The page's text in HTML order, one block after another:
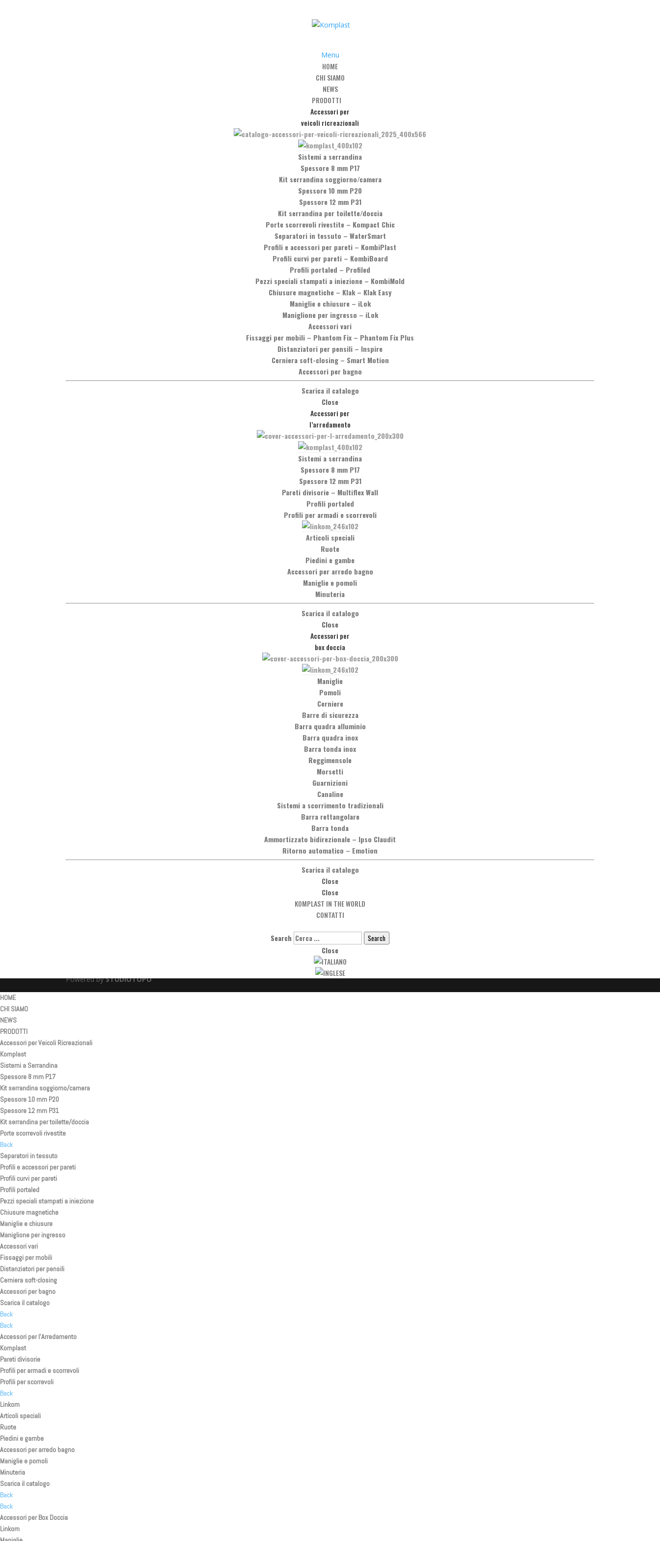
Menu
HOME
CHI SIAMO
NEWS
PRODOTTI
Accessori per
veicoli ricreazionali
Sistemi a serrandina
Spessore 8 mm P17
Kit serrandina soggiorno/camera
Spessore 10 mm P20
Spessore 12 mm P31
Kit serrandina per toilette/doccia
Porte scorrevoli rivestite– Kompact Chic
Separatori in tessuto – WaterSmart
Profili e accessori per pareti – KombiPlast
Profili curvi per pareti– KombiBoard
Profili portaled – Profiled
Pezzi speciali stampati a iniezione – KombiMold
Chiusure magnetiche – Klak – Klak Easy
Maniglie e chiusure– iLok
Maniglione per ingresso – iLok
Accessori vari
Fissaggi per mobili – Phantom Fix – Phantom Fix Plus
Distanziatori per pensili – Inspire
Cerniera soft-closing– Smart Motion
Accessori per bagno
Scarica il catalogo
Close
Accessori per
l’arredamento
Sistemi a serrandina
Spessore 8 mm P17
Spessore 12 mm P31
Pareti divisorie – Multiflex Wall
Profili portaled
Profili per armadi e scorrevoli
Articoli speciali
Ruote
Piedini e gambe
Accessori per arredo bagno
Maniglie e pomoli
Minuteria
Scarica il catalogo
Close
Accessori per
box doccia
Maniglie
Pomoli
Cerniere
Barre di sicurezza
Barra quadra alluminio
Barra quadra inox
Barra tonda inox
Reggimensole
Morsetti
Guarnizioni
Canaline
Sistemi a scorrimento tradizionali
Barra rettangolare
Barra tonda
Ammortizzato bidirezionale – Ipso Claudit
Ritorno automatico – Emotion
Scarica il catalogo
Close
Close
KOMPLAST IN THE WORLD
CONTATTI
Search Search
Close
Art. CT1027 – Maniglia doppia interasse 64-160-320
Art. CT1027 – Maniglia doppia interasse 64-160-320 ! Materiale Zama ! Finitura Cromo lucido ! Note Desideri maggiori
informazioni?Puoi contattarci telefonicamente, chiamando il numero +39 0575 837353,oppure inviando un messaggio
Art. CT1026 – Maniglia doppia interasse 96-160-320
Art. CT1026 – Maniglia doppia interasse 96-160-320 ! Materiale Zama ! Finitura Cromo lucido ! Note Desideri maggiori
informazioni?Puoi contattarci telefonicamente, chiamando il numero +39 0575 837353,oppure inviando un messaggio
Art. DH-18 – Maniglia doppia interasse 126
Art. DH-18 – Maniglia doppia interasse 126 ! Materiale Zama ! Finitura Cromo lucidoNichel Satinato ! Note Spessore vetro
6/8 mm Desideri maggiori informazioni?Puoi contattarci telefonicamente, chiamando il numero +39 0575 837353, oppure
Art. CT1010 – Maniglia doppia interasse 128-160
Art. CT1010 – Maniglia doppia interasse 128-160 ! Materiale Zama ! Finitura Cromo lucido ! Note Desideri maggiori
informazioni?Puoi contattarci telefonicamente, chiamando il numero +39 0575 837353,oppure inviando un messaggio
Art. M-565 – Maniglia doppia interasse 128-140-160
Art. M-565 – Maniglia doppia interasse 128-140-160 ! Materiale Lega di zinco ! Finitura Cromo lucidoBianco ! Note
Spessore vetro 6/8 mm Desideri maggiori informazioni?Puoi contattarci telefonicamente, chiamando il numero +39 0575
autorizzazione.
Social Network
Powered bySTUDIOTOPO
HOME
CHI SIAMO
NEWS
PRODOTTI
Accessori per Veicoli Ricreazionali
Komplast
Sistemi a Serrandina
Spessore 8 mm P17
Kit serrandina soggiorno/camera
Spessore 10 mm P20
Spessore 12 mm P31
Kit serrandina per toilette/doccia
Porte scorrevoli rivestite
Back
Separatori in tessuto
Profili e accessori per pareti
Profili curvi per pareti
Profili portaled
Pezzi speciali stampati a iniezione
Chiusure magnetiche
Maniglie e chiusure
Maniglione per ingresso
Accessori vari
Fissaggi per mobili
Distanziatori per pensili
Cerniera soft-closing
Accessori per bagno
Scarica il catalogo
Back
Back
Accessori per l’Arredamento
Komplast
Pareti divisorie
Profili per armadi e scorrevoli
Profili per scorrevoli
Back
Linkom
Articoli speciali
Ruote
Piedini e gambe
Accessori per arredo bagno
Maniglie e pomoli
Minuteria
Scarica il catalogo
Back
Back
Accessori per Box Doccia
Linkom